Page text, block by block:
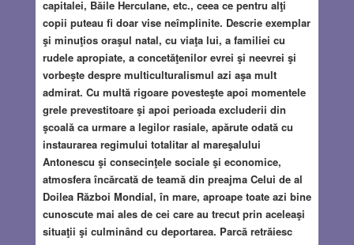
capitalei, Băile Herculane, etc., ceea ce pentru alţi
copii puteau fi doar vise neîmplinite. Descrie exemplar
şi minuţios oraşul natal, cu viaţa lui, a familiei cu
rudele apropiate, a concetăţenilor evrei şi neevrei şi
vorbeşte despre multiculturalismul azi aşa mult
admirat. Cu multă rigoare povesteşte apoi momentele
grele prevestitoare şi apoi perioada excluderii din
şcoală ca urmare a legilor rasiale, apărute odată cu
instaurarea regimului totalitar al mareşalului
Antonescu şi consecinţele sociale şi economice,
atmosfera încărcată de teamă din preajma Celui de al
Doilea Război Mondial, în mare, aproape toate azi bine
cunoscute mai ales de cei care au trecut prin aceleaşi
situaţii şi culminând cu deportarea. Parcă retrăiesc